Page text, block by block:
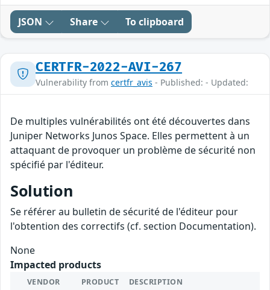
JSON Share To clipboard
CERTFR-2022-AVI-267
Vulnerability from certfr_avis - Published: - Updated:
De multiples vulnérabilités ont été découvertes dans
Juniper Networks Junos Space. Elles permettent à un
attaquant de provoquer un problème de sécurité non
spécifié par l'éditeur.
Solution
Se référer au bulletin de sécurité de l'éditeur pour
l'obtention des correctifs (cf. section Documentation).
None
Impacted products
VENDOR PRODUCT DESCRIPTION